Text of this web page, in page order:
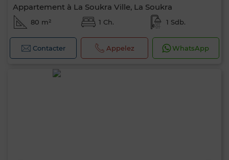
Appartement à La Soukra Ville, La Soukra
80 m² 1 Ch. 1 Sdb.
Contacter Appelez WhatsApp